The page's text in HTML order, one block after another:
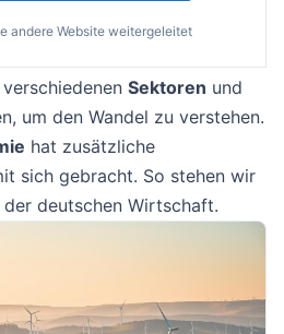
andere Website weitergeleitet
Sektoren und
um den Wandel zu verstehen.
hat zusätzliche
sich gebracht. So stehen wir
deutschen Wirtschaft.